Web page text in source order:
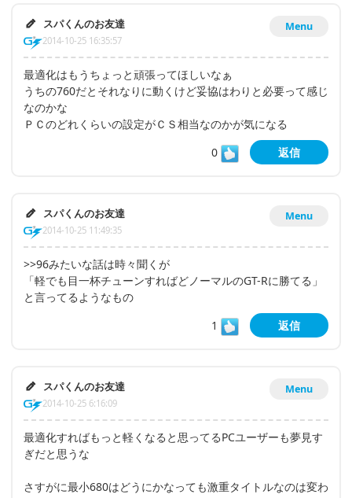
Menu
スパくんのお友達
2014-10-25 16:35:57
最適化はもうちょっと頑張ってほしいなぁ
うちの760だとそれなりに動くけど妥協はわりと必要って感じ
なのかな
ＰＣのどれくらいの設定がＣＳ相当なのかが気になる
0
返信
Menu
スパくんのお友達
2014-10-25 11:49:35
>>96みたいな話は時々聞くが
「軽でも目一杯チューンすればどノーマルのGT-Rに勝てる」
と言ってるようなもの
1
返信
Menu
スパくんのお友達
2014-10-25 6:16:09
最適化すればもっと軽くなると思ってるPCユーザーも夢見す
ぎだと思うな
さすがに最小680はどうにかなっても激重タイトルなのは変わ